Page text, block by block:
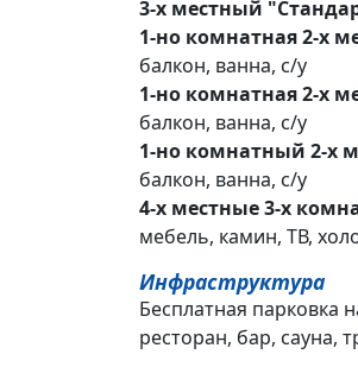
3-х местный
1-но комнатная 2-х
балкон, ванна, с/у
1-но комнатная 2-х
балкон, ванна, с/у
1-но комнатный 2-х
балкон, ванна, с/у
4-х местные 3-х
мебель, камин, ТВ,
Инфраструктура
Бесплатная парковка
ресторан, бар, сауна,